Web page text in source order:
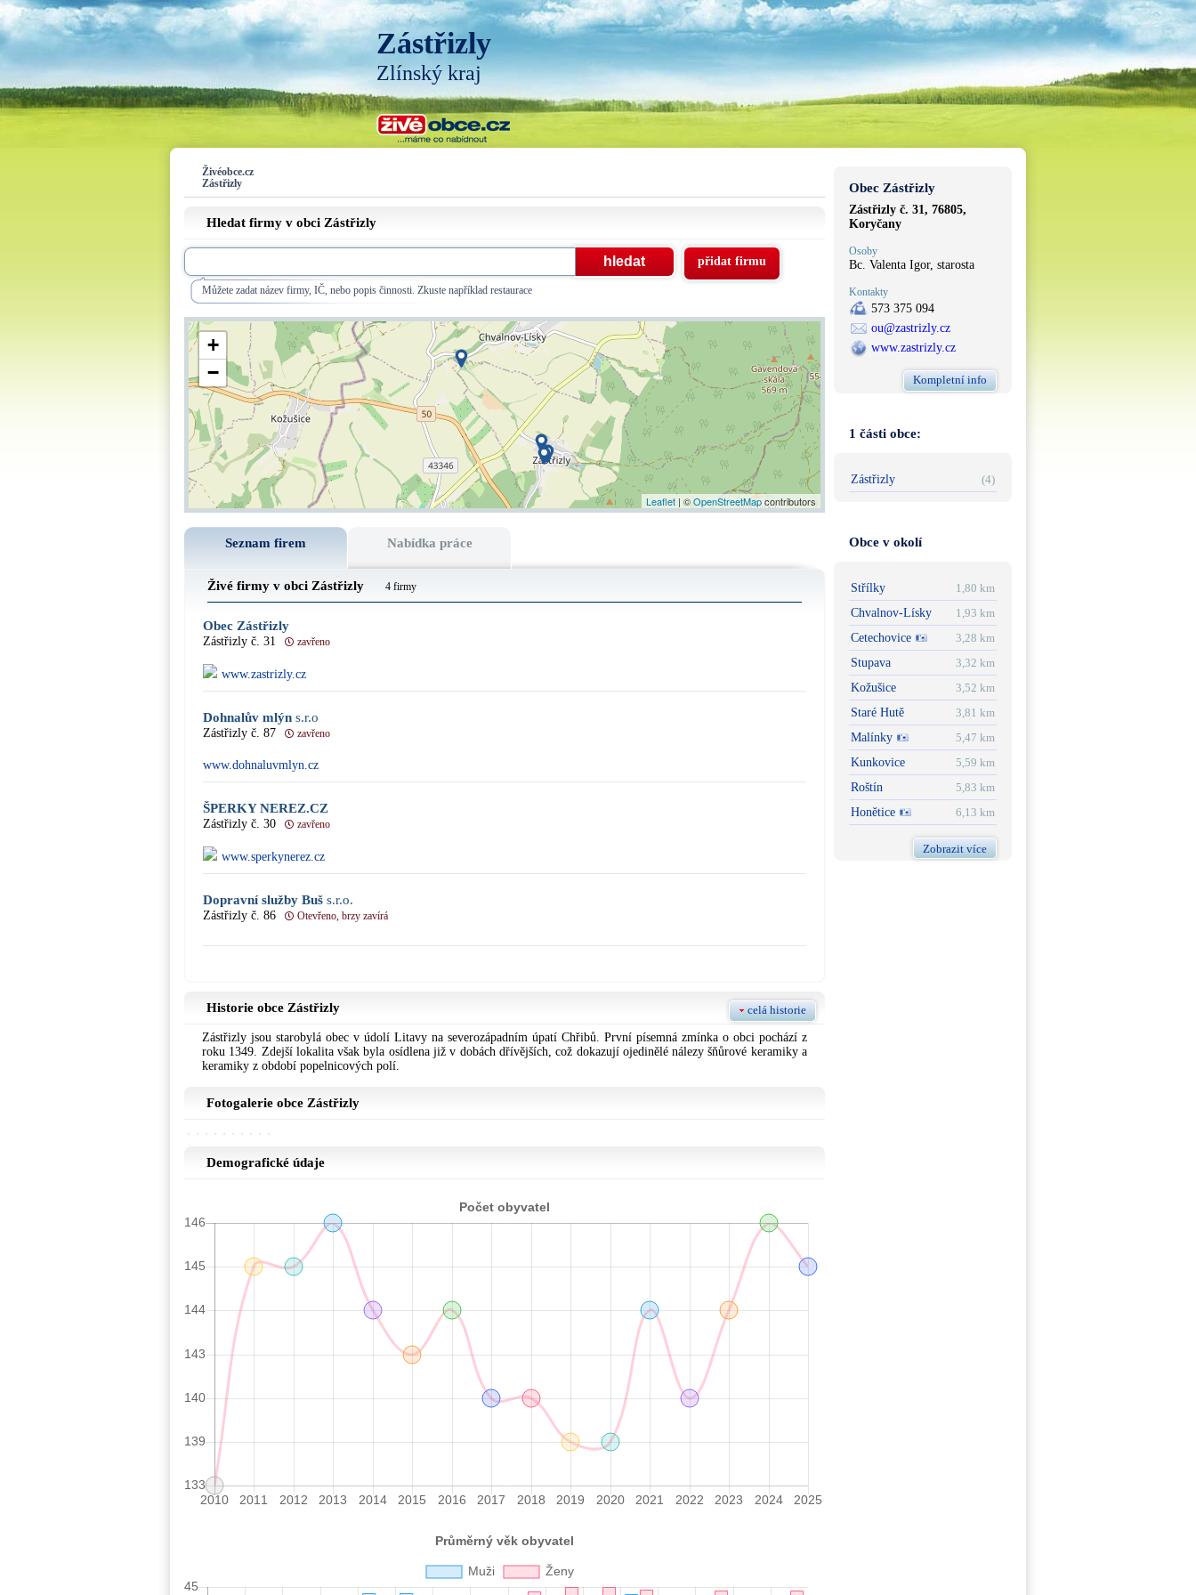
Zástřizly
Zlínský kraj
Živéobce.cz
Zástřizly
Hledat firmy v obci Zástřizly
Můžete zadat název firmy, IČ, nebo popis činnosti. Zkuste například restaurace
přidat firmu
+
−
Leaflet | ©OpenStreetMapcontributors
Seznam firem Nabídka práce
Živé firmy v obci Zástřizly 4 firmy
Obec Zástřizly
Zástřizly č. 31 zavřeno
www.zastrizly.cz
Dohnalův mlýn s.r.o
Zástřizly č. 87 zavřeno
www.dohnaluvmlyn.cz
ŠPERKY NEREZ.CZ
Zástřizly č. 30 zavřeno
www.sperkynerez.cz
Dopravní služby Buš s.r.o.
Zástřizly č. 86 Otevřeno, brzy zavírá
Historie obce Zástřizly celá historie
Zástřizly jsou starobylá obec v údolí Litavy na severozápadním úpatí Chřibů. První písemná zmínka o obci pochází z
roku 1349. Zdejší lokalita však byla osídlena již v dobách dřívějších, což dokazují ojedinělé nálezy šňůrové keramiky a
keramiky z období popelnicových polí.
Fotogalerie obce Zástřizly
Demografické údaje
Obec Zástřizly
Zástřizly č. 31, 76805,
Koryčany
Osoby
Bc. Valenta Igor, starosta
Kontakty
573 375 094
ou@zastrizly.cz
www.zastrizly.cz
Kompletní info
1 části obce:
Zástřizly (4)
Obce v okolí
Střílky
1,80 km
Chvalnov-Lísky
1,93 km
Cetechovice
3,28 km
Stupava
3,32 km
Kožušice
3,52 km
Staré Hutě
3,81 km
Malínky
5,47 km
Kunkovice
5,59 km
Roštín
5,83 km
Honětice
6,13 km
Zobrazit více